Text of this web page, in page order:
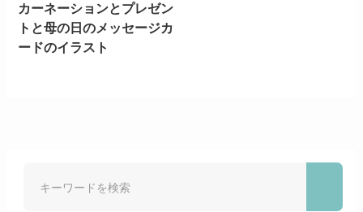
カーネーションとプレゼン
トと母の日のメッセージカ
ードのイラスト